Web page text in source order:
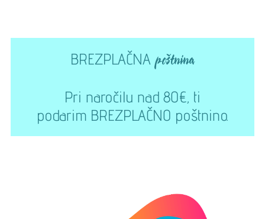
BREZPLAČNApoštnina
Pri naročilu nad 80€, ti
podarim BREZPLAČNO poštnino.